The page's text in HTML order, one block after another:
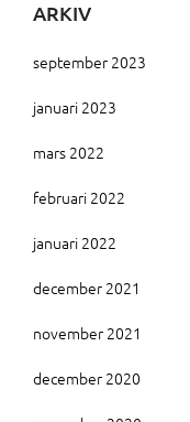
ARKIV
september 2023
januari 2023
mars 2022
februari 2022
januari 2022
december 2021
november 2021
december 2020